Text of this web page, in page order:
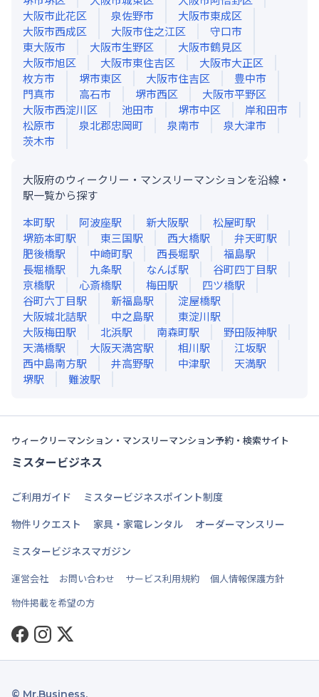
大阪市此花区
泉佐野市
大阪市東成区
大阪市西成区
大阪市住之江区
守口市
東大阪市
大阪市生野区
大阪市鶴見区
大阪市旭区
大阪市東住吉区
大阪市大正区
枚方市
堺市東区 大阪市住吉区
豊中市
門真市
高石市 堺市西区
大阪市平野区
大阪市西淀川区
池田市 堺市中区
岸和田市
松原市
泉北郡忠岡町 泉南市
泉大津市
茨木市
大阪府のウィークリー・マンスリーマンションを沿線・
駅一覧から探す
本町駅 阿波座駅 新大阪駅 松屋町駅
堺筋本町駅 東三国駅 西大橋駅 弁天町駅
肥後橋駅 中崎町駅 西長堀駅 福島駅
長堀橋駅 九条駅 なんば駅 谷町四丁目駅
京橋駅 心斎橋駅 梅田駅 四ツ橋駅
谷町六丁目駅 新福島駅 淀屋橋駅
大阪城北詰駅 中之島駅 東淀川駅
大阪梅田駅 北浜駅 南森町駅 野田阪神駅
天満橋駅 大阪天満宮駅 相川駅 江坂駅
西中島南方駅 井高野駅 中津駅 天満駅
堺駅 難波駅
ウィークリーマンション・マンスリーマンション予約・検索サイト
ミスタービジネス
ご利用ガイド
ミスタービジネスポイント制度
物件リクエスト
家具・家電レンタル
オーダーマンスリー
ミスタービジネスマガジン
運営会社 お問い合わせ サービス利用規約
個人情報保護方針
物件掲載を希望の方
Facebook
Instagram
Twitter
© Mr.Business.